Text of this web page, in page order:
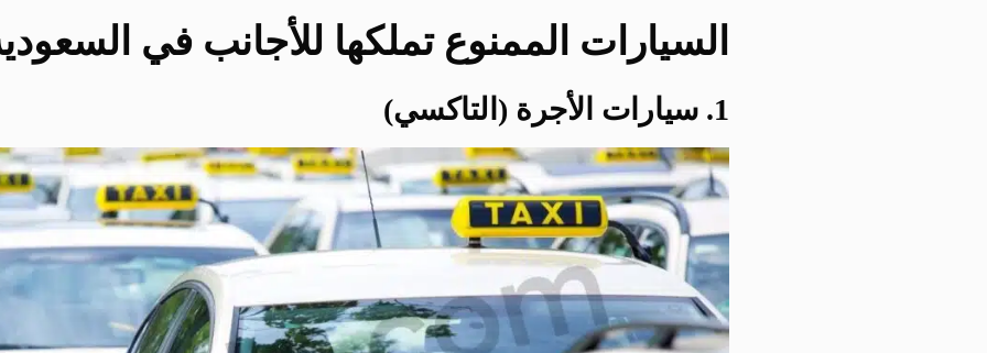
السيارات الممنوع تملكها للأجانب في
1. سيارات الأجرة (التاكسي)